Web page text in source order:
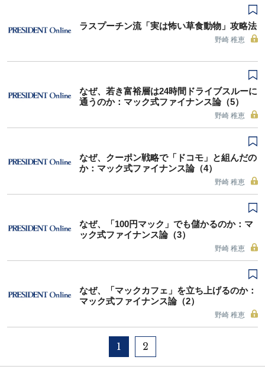
ラスプーチン流「実は怖い草食動物」攻略法
野崎 稚恵
なぜ、若き富裕層は24時間ドライブスルーに
通うのか：マック式ファイナンス論（5）
野崎 稚恵
なぜ、クーポン戦略で「ドコモ」と組んだの
か：マック式ファイナンス論（4）
野崎 稚恵
なぜ、「100円マック」でも儲かるのか：マ
ック式ファイナンス論（3）
野崎 稚恵
なぜ、「マックカフェ」を立ち上げるのか：
マック式ファイナンス論（2）
野崎 稚恵
1 2